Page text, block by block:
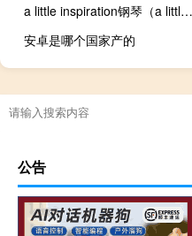
a little inspiration钢琴（a little inspiration）
安卓是哪个国家产的
公告